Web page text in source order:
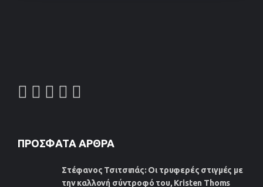
ΠΡΌΣΦΑΤΑ ΆΡΘΡΑ
Στέφανος Τσιτσιπάς: Οι τρυφερές στιγμές με
την καλλονή σύντροφό του, Kristen Thoms